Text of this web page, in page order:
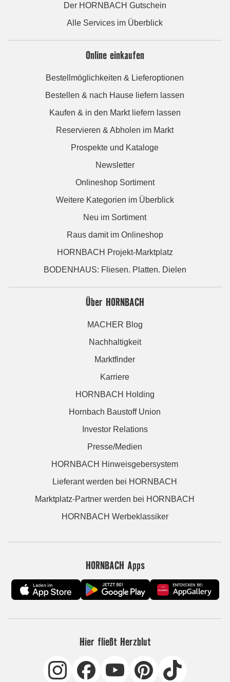
Der HORNBACH Gutschein
Alle Services im Überblick
Online einkaufen
Bestellmöglichkeiten & Lieferoptionen
Bestellen & nach Hause liefern lassen
Kaufen & in den Markt liefern lassen
Reservieren & Abholen im Markt
Prospekte und Kataloge
Newsletter
Onlineshop Sortiment
Weitere Kategorien im Überblick
Neu im Sortiment
Raus damit im Onlineshop
HORNBACH Projekt-Marktplatz
BODENHAUS: Fliesen. Platten. Dielen
Über HORNBACH
MACHER Blog
Nachhaltigkeit
Marktfinder
Karriere
HORNBACH Holding
Hornbach Baustoff Union
Investor Relations
Presse/Medien
HORNBACH Hinweisgebersystem
Lieferant werden bei HORNBACH
Marktplatz-Partner werden bei HORNBACH
HORNBACH Werbeklassiker
HORNBACH Apps
Hier fließt Herzblut